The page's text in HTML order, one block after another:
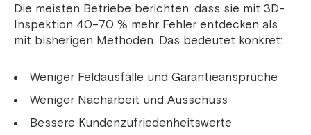
Die meisten Betriebe berichten, dass sie mit 3D-
Inspektion 40–70 % mehr Fehler entdecken als
mit bisherigen Methoden. Das bedeutet konkret:
Weniger Feldausfälle und Garantieansprüche
Weniger Nacharbeit und Ausschuss
Bessere Kundenzufriedenheitswerte